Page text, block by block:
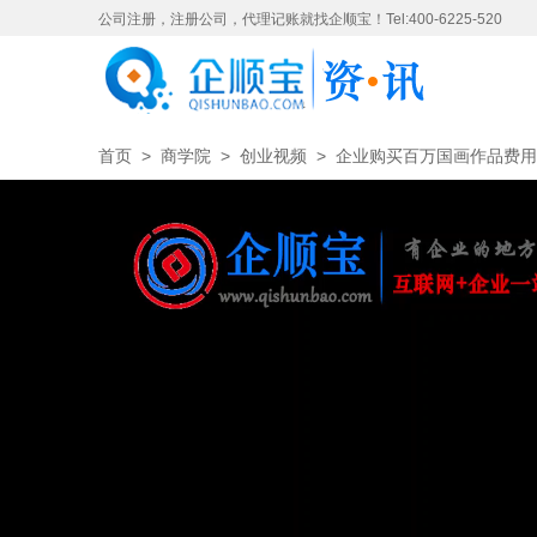
公司注册，注册公司，代理记账就找企顺宝！Tel:400-6225-520
首页 > 商学院 > 创业视频 > 企业购买百万国画作品费